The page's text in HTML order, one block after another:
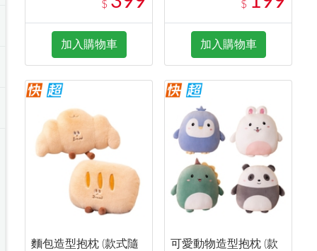
$
加入購物車
$
加入購物車
麵包造型抱枕 (款式隨
可愛動物造型抱枕 (款